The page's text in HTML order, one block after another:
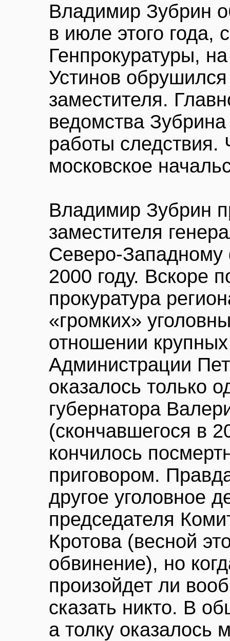
Владимир Зубрин
в июле этого года,
Генпрокуратуры,
Устинов обрушился
заместителя.
ведомства Зубрина
работы следствия.
московское
Владимир Зубрин
заместителя
Северо-Западному
2000 году. Вскоре
прокуратура
«громких»
отношении
Администрации
оказалось только
губернатора
(скончавшегося в
кончилось
приговором.
другое уголовное
председателя
Кротова (весной
обвинение), но
произойдет ли
сказать никто. В
а толку оказалось